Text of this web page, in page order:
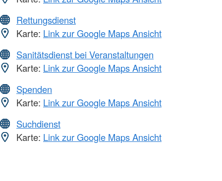
Rettungsdienst
Karte: Link zur Google Maps Ansicht
Sanitätsdienst bei Veranstaltungen
Karte: Link zur Google Maps Ansicht
Spenden
Karte: Link zur Google Maps Ansicht
Suchdienst
Karte: Link zur Google Maps Ansicht